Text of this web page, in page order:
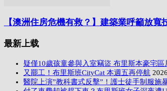
【澳洲住房危機有救？】建築業呼籲放寬
最新上载
疑僅10歲孩童參與入室竊盜 布里斯本豪宅區
又罷工！布里斯班CityCat 本週五再停航
醫院上演”教科書式反擊”！護士徒手制服施